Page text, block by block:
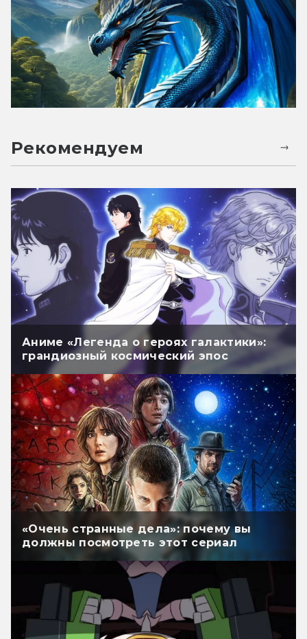
Рекомендуем
Аниме «Легенда о героях галактики»:
грандиозный космический эпос
«Очень странные дела»: почему вы
должны посмотреть этот сериал